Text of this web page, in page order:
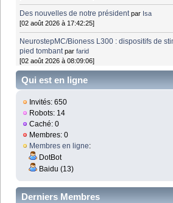
Des nouvelles de notre président par Isa
[02 août 2026 à 17:42:25]
NeurostepMC/Bioness L300 : dispositifs de
pied tombant parfarid
[02 août 2026 à 08:09:06]
Qui est en ligne
Invités: 650
Robots: 14
Caché: 0
Membres: 0
Membres en ligne:
DotBot
Baidu (13)
Derniers Membres